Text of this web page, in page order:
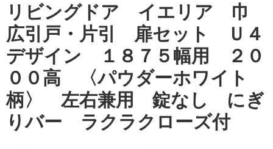
リビングドア イエリア 巾
広引戸・片引 扉セット Ｕ４
デザイン １８７５幅用 ２０
００高 〈パウダーホワイト
柄〉 左右兼用 錠なし にぎ
りバー ラクラクローズ付